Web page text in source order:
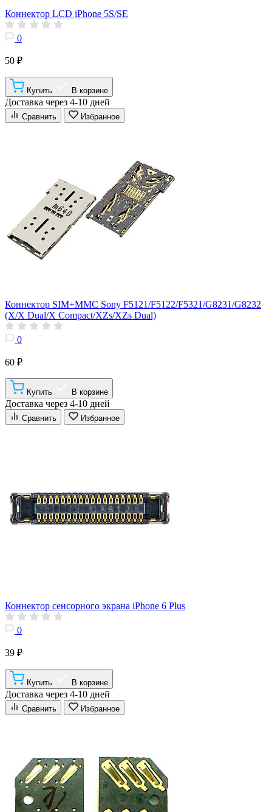
Коннектор LCD iPhone 5S/SE
0
50 ₽
Купить В корзине
Доставка через 4-10 дней
Сравнить Избранное
Коннектор SIM+MMC Sony F5121/F5122/F5321/G8231/G8232
(X/X Dual/X Compact/XZs/XZs Dual)
0
60 ₽
Купить В корзине
Доставка через 4-10 дней
Сравнить Избранное
Коннектор сенсорного экрана iPhone 6 Plus
0
39 ₽
Купить В корзине
Доставка через 4-10 дней
Сравнить Избранное